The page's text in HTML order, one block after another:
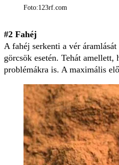
Foto:123rf.com
#2 Fahéj
A fahéj serkenti a vér
görcsök esetén. Tehát
problémákra is. A maximális